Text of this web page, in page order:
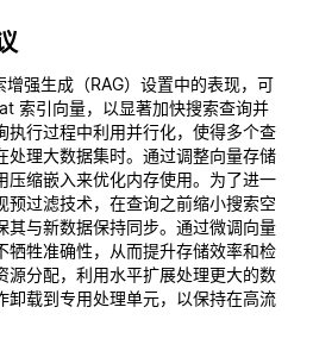
强生成（RAG）设置中的表现，可
索引向量，以显著加快搜索查询并
执行过程中利用并行化，使得多个查
处理大数据集时。通过调整向量存储
压缩嵌入来优化内存使用。为了进一
预过滤技术，在查询之前缩小搜索空
其与新数据保持同步。通过微调向量
牺牲准确性，从而提升存储效率和检
源分配，利用水平扩展处理更大的数
卸载到专用处理单元，以保持在高流